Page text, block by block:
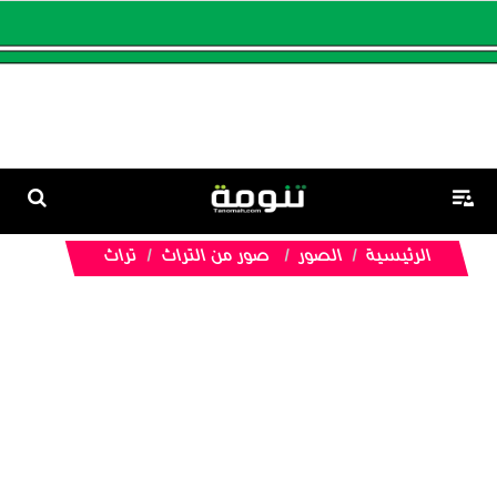
الرئيسية الصور صور من التراث تراث